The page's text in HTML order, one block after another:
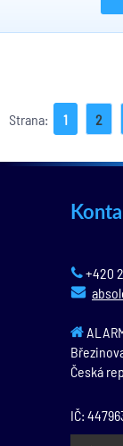
Strana: 1 2
+420
Česká
IČ: